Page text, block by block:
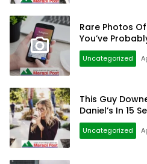
Rare Photos
You’ve
Uncategorized
This Guy
Daniel’s In 15
Uncategorized